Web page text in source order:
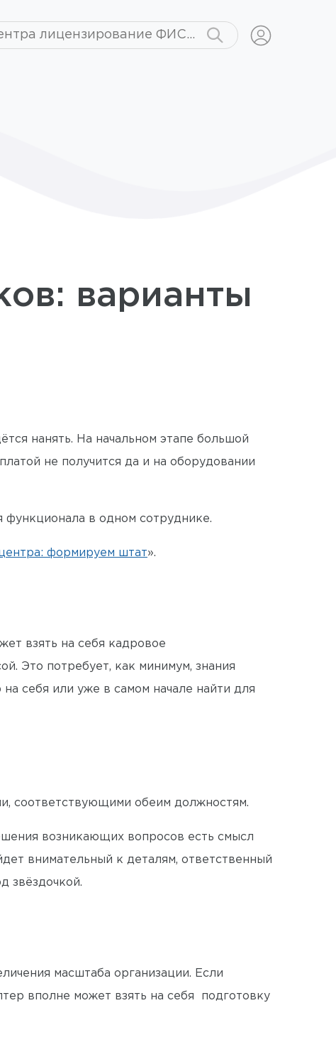
варианты
нанять. На начальном этапе большой
не получится да и на оборудовании
в одном сотруднике.
формируем штат».
взять на себя кадровое
Это потребует, как минимум, знания
себя или уже в самом начале найти для
соответствующими обеим должностям.
возникающих вопросов есть смысл
внимательный к деталям, ответственный
звёздочкой.
масштаба организации. Если
вполне может взять на себя подготовку